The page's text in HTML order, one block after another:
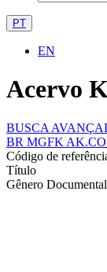
PT
EN
Acervo
BUSCA
BR MGFK
Código de
Título
Gênero Documental